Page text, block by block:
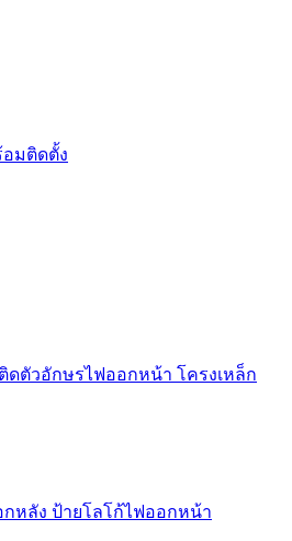
มติดตั้ง
ตัวอักษรไฟออกหน้า โครงเหล็ก
หลัง ป้ายโลโก้ไฟออกหน้า